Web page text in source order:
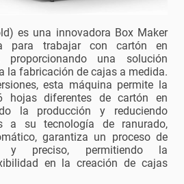
es una innovadora Box Maker
para trabajar con cartón en
proporcionando una solución
la fabricación de cajas a medida.
esta máquina permite la
diferentes de cartón en
la producción y reduciendo
a su tecnología de ranurado,
garantiza un proceso de
y preciso, permitiendo la
en la creación de cajas